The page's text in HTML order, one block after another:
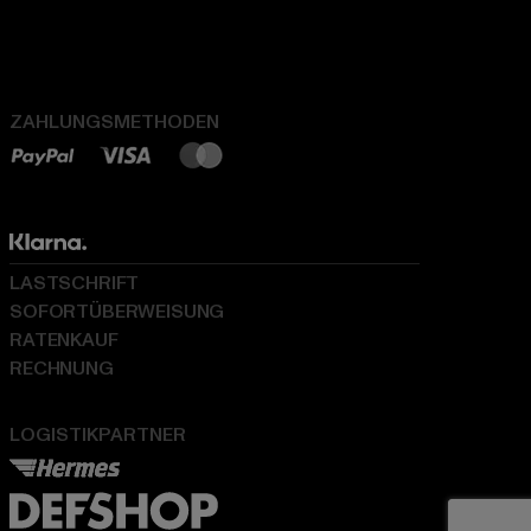
ZAHLUNGSMETHODEN
LOGISTIKPARTNER
LASTSCHRIFT
SOFORTÜBERWEISUNG
RATENKAUF
RECHNUNG